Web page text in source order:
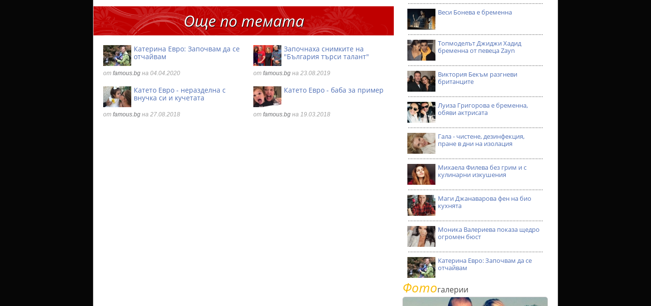
Още по темата
Катерина Евро: Започвам да се
отчайвам
от famous.bg на 04.04.2020
Започнаха снимките на
"България търси талант"
от famous.bg на 23.08.2019
Катето Евро - неразделна с
внучка си и кучетата
от famous.bg на 27.08.2018
Катето Евро - баба за пример
от famous.bg на 19.03.2018
Веси Бонева е бременна
Топмоделът Джиджи Хадид
бременна от певеца Zayn
Виктория Бекъм разгневи
британците
Луиза Григорова е бременна,
обяви актрисата
Гала - чистене, дезинфекция,
пране в дни на изолация
Михаела Филева без грим и с
кулинарни изкушения
Маги Джанаварова фен на био
кухнята
Моника Валериева показа щедро
огромен бюст
Катерина Евро: Започвам да се
отчайвам
Фотогалерии